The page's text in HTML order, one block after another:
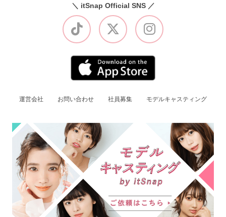
＼ itSnap Official SNS ／
運営会社 お問い合わせ 社員募集 モデルキャスティング